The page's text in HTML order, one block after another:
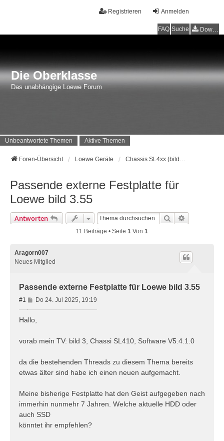
Anmelden
Registrieren
FAQ Suche Downloads
Die Oberklasse
Das unabhängige Loewe Forum
Unbeantwortete Themen Aktive Themen
Foren-Übersicht Loewe Geräte Chassis SL4xx (bild 1-9, Connect UHD, Art UHD, One UHD) Baujahr 2016 - ...
Passende externe Festplatte für
Loewe bild 3.55
Antworten Suche
11 Beiträge • Seite 1 Von 1
Aragorn007
Neues Mitglied
Passende externe Festplatte für Loewe bild 3.55
#1
B
e
a
Do 24. Jul 2025, 19:19
Hallo,
vorab mein TV: bild 3, Chassi SL410, Software V5.4.1.0
da die bestehenden Threads zu diesem Thema bereits
etwas älter sind habe ich einen neuen aufgemacht.
Meine bisherige Festplatte hat den Geist aufgegeben nach
immerhin nunmehr 7 Jahren. Welche aktuelle HDD oder
auch SSD
könntet ihr empfehlen?